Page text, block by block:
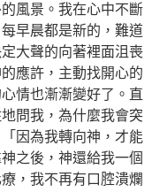
風景。我在心中不斷
早晨都是新的，難道
大聲的向著裡面沮喪
應許，主動找開心的
情也漸漸變好了。直
問我，為什麼我會突
因為我轉向神，才能
之後，神還給我一個
，我不再有口腔潰爛